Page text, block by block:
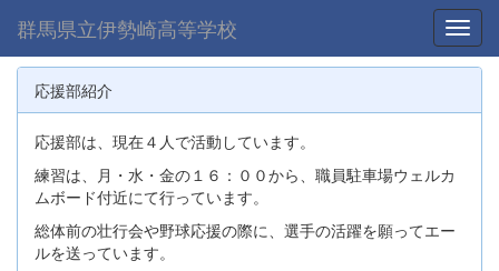
群馬県立伊勢崎高等学校
応援部紹介
応援部は、現在４人で活動しています。
練習は、月・水・金の１６：００から、職員駐車場ウェルカ
ムボード付近にて行っています。
総体前の壮行会や野球応援の際に、選手の活躍を願ってエー
ルを送っています。